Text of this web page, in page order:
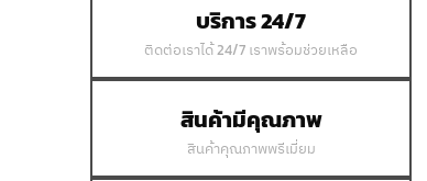
บริการ 24/7
ติดต่อเราได้ 24/7 เราพร้อมช่วยเหลือ
สินค้ามีคุณภาพ
สินค้าคุณภาพพรีเมี่ยม